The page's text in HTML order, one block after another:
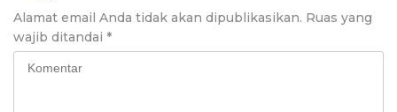
Alamat email Anda tidak akan dipublikasikan. Ruas yang
wajib ditandai *